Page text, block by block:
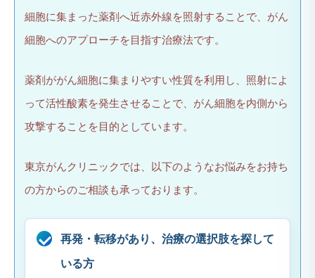
細胞に集まった薬剤へ近赤外線を照射することで、がん
細胞へのアプローチを目指す治療法です。
薬剤ががん細胞に集まりやすい性質を利用し、照射によ
って活性酸素を発生させることで、がん細胞を内側から
攻撃することを目的としています。
東京がんクリニックでは、以下のようなお悩みをお持ち
の方からのご相談も承っております。
再発・転移があり、治療の選択肢を探して
いる方